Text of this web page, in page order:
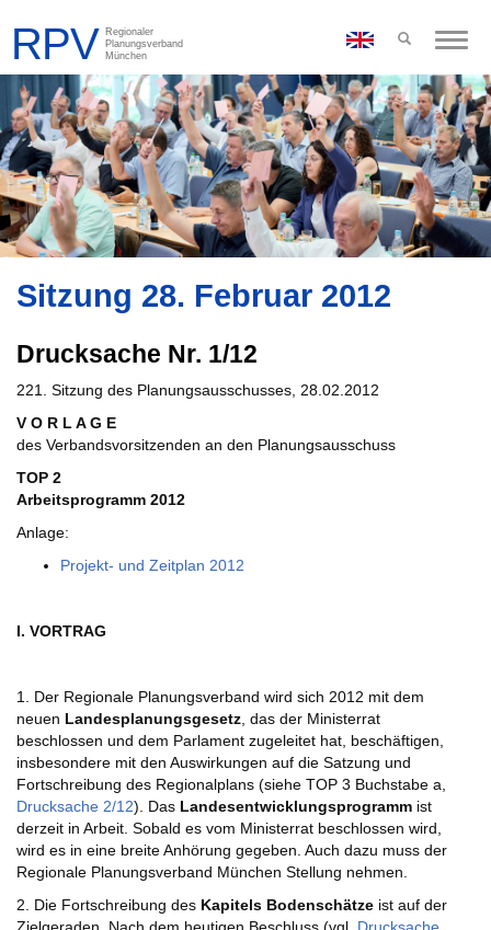
Toggle
Sitzung 28. Februar 2012
Drucksache Nr. 1/12
221. Sitzung des Planungsausschusses, 28.02.2012
V O R L A G E
des Verbandsvorsitzenden an den Planungsausschuss
TOP 2
Arbeitsprogramm 2012
Anlage:
Projekt- und Zeitplan 2012
I. VORTRAG
1. Der Regionale Planungsverband wird sich 2012 mit dem
neuen Landesplanungsgesetz, das der Ministerrat
beschlossen und dem Parlament zugeleitet hat, beschäftigen,
insbesondere mit den Auswirkungen auf die Satzung und
Fortschreibung des Regionalplans (siehe TOP 3 Buchstabe a,
Drucksache 2/12). Das Landesentwicklungsprogramm ist
derzeit in Arbeit. Sobald es vom Ministerrat beschlossen wird,
wird es in eine breite Anhörung gegeben. Auch dazu muss der
Regionale Planungsverband München Stellung nehmen.
2. Die Fortschreibung des Kapitels Bodenschätze ist auf der